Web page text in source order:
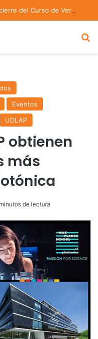
Eventos
UDLAP
obtienen
más
de lectura